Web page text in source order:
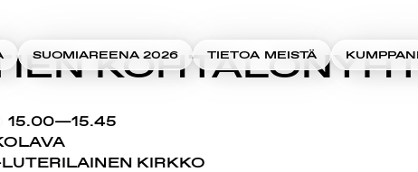
SUOMIAREENA 2026 TIETOA MEISTÄ
15.00—15.45
KIRKKO